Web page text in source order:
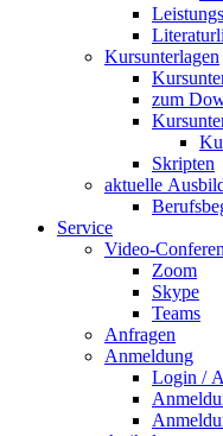
Kursunterlagen
zum
Skripten
aktuelle
Service
Video-
Zoom
Skype
Teams
Anfragen
Anmeldung
Login /